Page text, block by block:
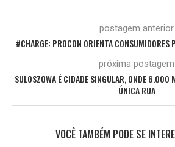
postagem anterior
#CHARGE: PROCON ORIENTA CONSUMIDORES
próxima postagem
SULOSZOWA É CIDADE SINGULAR, ONDE 6.000
ÚNICA RUA
VOCÊ TAMBÉM PODE SE